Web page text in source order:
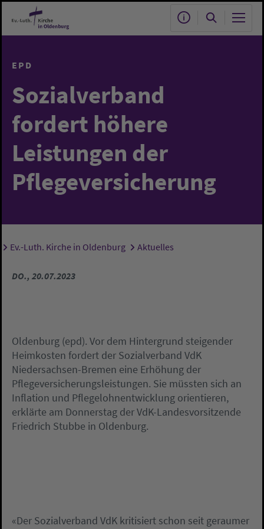
Zum Hauptinhalt springen
EPD
Sozialverband
fordert höhere
Leistungen der
Pflegeversicherung
Sie sind hier:
Ev.-Luth. Kirche in Oldenburg Aktuelles
DO., 20.07.2023
Oldenburg (epd). Vor dem Hintergrund steigender
Heimkosten fordert der Sozialverband VdK
Niedersachsen-Bremen eine Erhöhung der
Pflegeversicherungsleistungen. Sie müssten sich an
Inflation und Pflegelohnentwicklung orientieren,
erklärte am Donnerstag der VdK-Landesvorsitzende
Friedrich Stubbe in Oldenburg.
«Der Sozialverband VdK kritisiert schon seit geraumer